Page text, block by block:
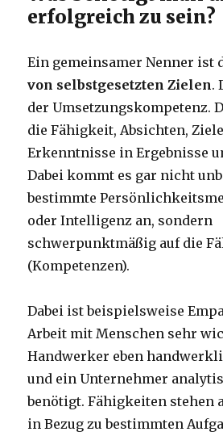
erfolgreich zu sein?
Ein gemeinsamer Nenner ist
von selbstgesetzten Zielen.
der Umsetzungskompetenz.
die Fähigkeit, Absichten,
Erkenntnisse in Ergebnisse
Dabei kommt es gar nicht
bestimmte
oder Intelligenz an, sondern
schwerpunktmäßig auf die
(Kompetenzen).
Dabei ist beispielsweise
Arbeit mit Menschen sehr
Handwerker eben
und ein Unternehmer
benötigt. Fähigkeiten stehen
in Bezug zu bestimmten